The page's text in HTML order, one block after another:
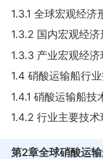
1.3.1 全球宏观经济
1.3.2 国内宏观经
1.3.3 产业宏观经
1.4 硝酸运输船行
1.4.1 硝酸运输船技
1.4.2 行业主要技
第2章全球硝酸运